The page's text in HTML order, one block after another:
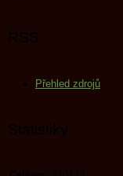
RSS
Přehled zdrojů
Statistiky